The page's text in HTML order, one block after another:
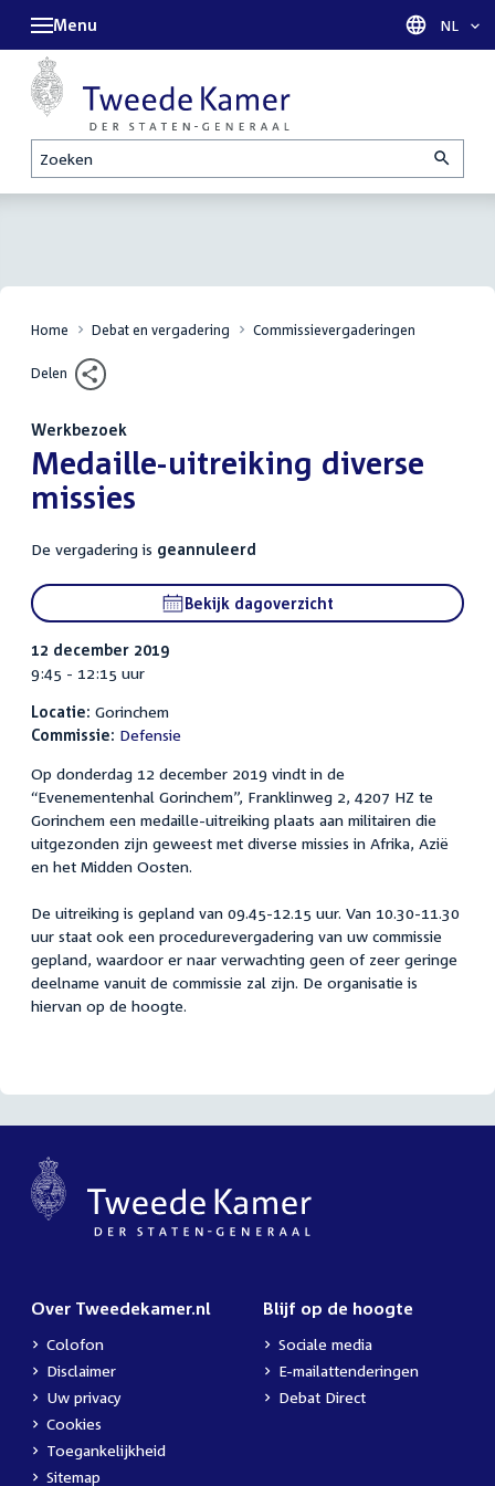
Zoeken
Menu Taal
NL
Home Debat en vergadering Commissievergaderingen
Delen
Werkbezoek
:Medaille-uitreiking diverse
missies
De vergadering is geannuleerd
Bekijk dagoverzicht
12 december 2019
9:45 - 12:15 uur
Locatie: Gorinchem
Commissie: Defensie
Op donderdag 12 december 2019 vindt in de
“Evenementenhal Gorinchem”, Franklinweg 2, 4207 HZ te
Gorinchem een medaille-uitreiking plaats aan militairen die
uitgezonden zijn geweest met diverse missies in Afrika, Azië
en het Midden Oosten.
De uitreiking is gepland van 09.45-12.15 uur. Van 10.30-11.30
uur staat ook een procedurevergadering van uw commissie
gepland, waardoor er naar verwachting geen of zeer geringe
deelname vanuit de commissie zal zijn. De organisatie is
hiervan op de hoogte.
Over Tweedekamer.nl
Colofon
Disclaimer
Uw privacy
Cookies
Toegankelijkheid
Sitemap
Blijf op de hoogte
Sociale media
E-mailattenderingen
Debat Direct